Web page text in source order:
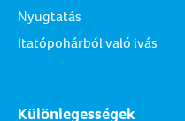
Nyugtatás
Itatópohárból való ivás
Különlegességek